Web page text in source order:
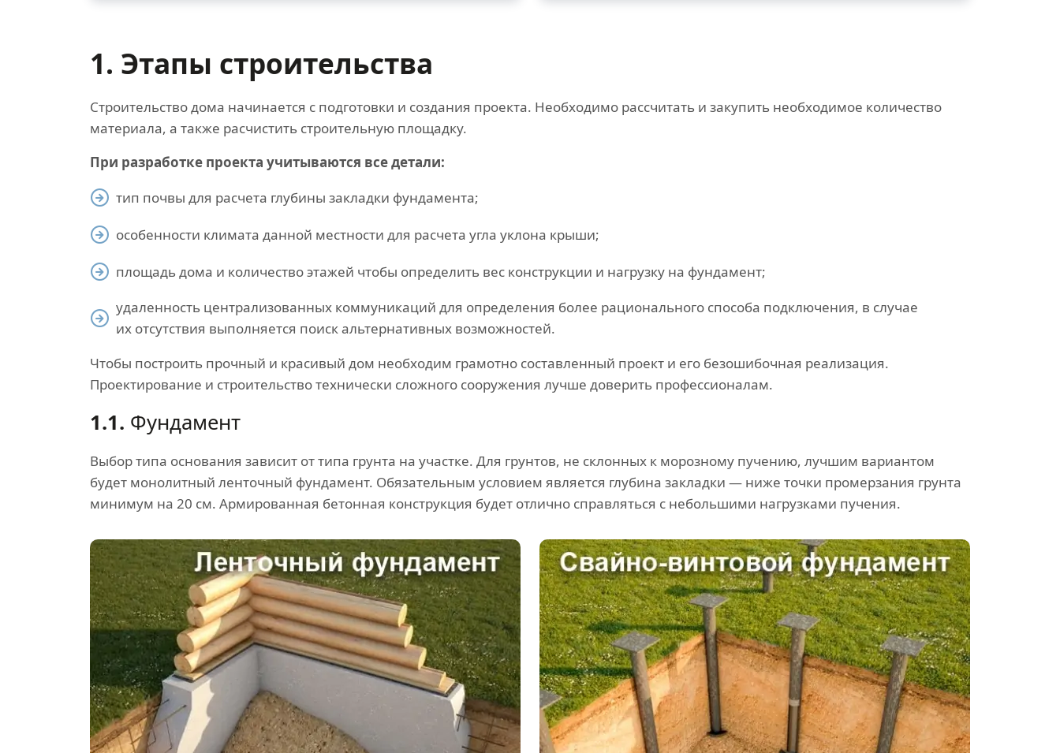
1. Этапы строительства
Строительство дома начинается с подготовки и создания проекта. Необходимо рассчитать и закупить необходимое количество
материала, а также расчистить строительную площадку.
При разработке проекта учитываются все детали:
тип почвы для расчета глубины закладки фундамента;
особенности климата данной местности для расчета угла уклона крыши;
площадь дома и количество этажей чтобы определить вес конструкции и нагрузку на фундамент;
удаленность централизованных коммуникаций для определения более рационального способа подключения, в случае
их отсутствия выполняется поиск альтернативных возможностей.
Чтобы построить прочный и красивый дом необходим грамотно составленный проект и его безошибочная реализация.
Проектирование и строительство технически сложного сооружения лучше доверить профессионалам.
1.1. Фундамент
Выбор типа основания зависит от типа грунта на участке. Для грунтов, не склонных к морозному пучению, лучшим вариантом
будет монолитный ленточный фундамент. Обязательным условием является глубина закладки — ниже точки промерзания грунта
минимум на 20 см. Армированная бетонная конструкция будет отлично справляться с небольшими нагрузками пучения.